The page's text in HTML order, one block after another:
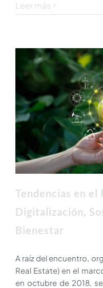
Leer más
Tendencias en el
Digitalización,
Bienestar
A raíz del encuentro,
Real Estate) en el
en octubre de 2018,